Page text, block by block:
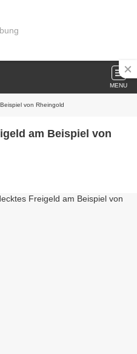
MENU
von Rheingold
am Beispiel von